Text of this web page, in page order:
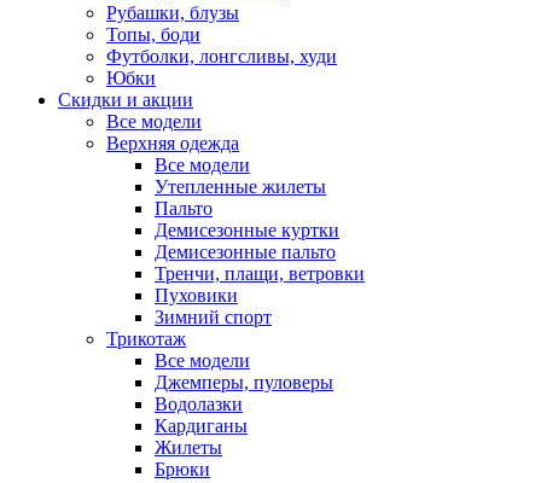
Рубашки, блузы
Топы, боди
Футболки, лонгсливы, худи
Юбки
Скидки и акции
Все модели
Верхняя одежда
Все модели
Утепленные жилеты
Пальто
Демисезонные куртки
Демисезонные пальто
Тренчи, плащи, ветровки
Пуховики
Зимний спорт
Трикотаж
Все модели
Джемперы, пуловеры
Водолазки
Кардиганы
Жилеты
Брюки